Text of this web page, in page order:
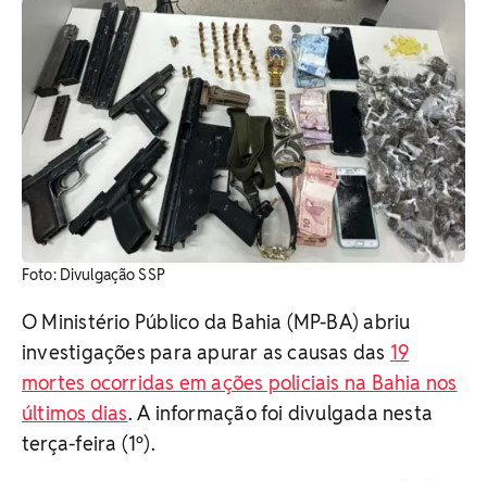
Foto: Divulgação SSP
O Ministério Público da Bahia (MP-BA) abriu
investigações para apurar as causas das 19
mortes ocorridas em ações policiais na Bahia nos
últimos dias. A informação foi divulgada nesta
terça-feira (1º).